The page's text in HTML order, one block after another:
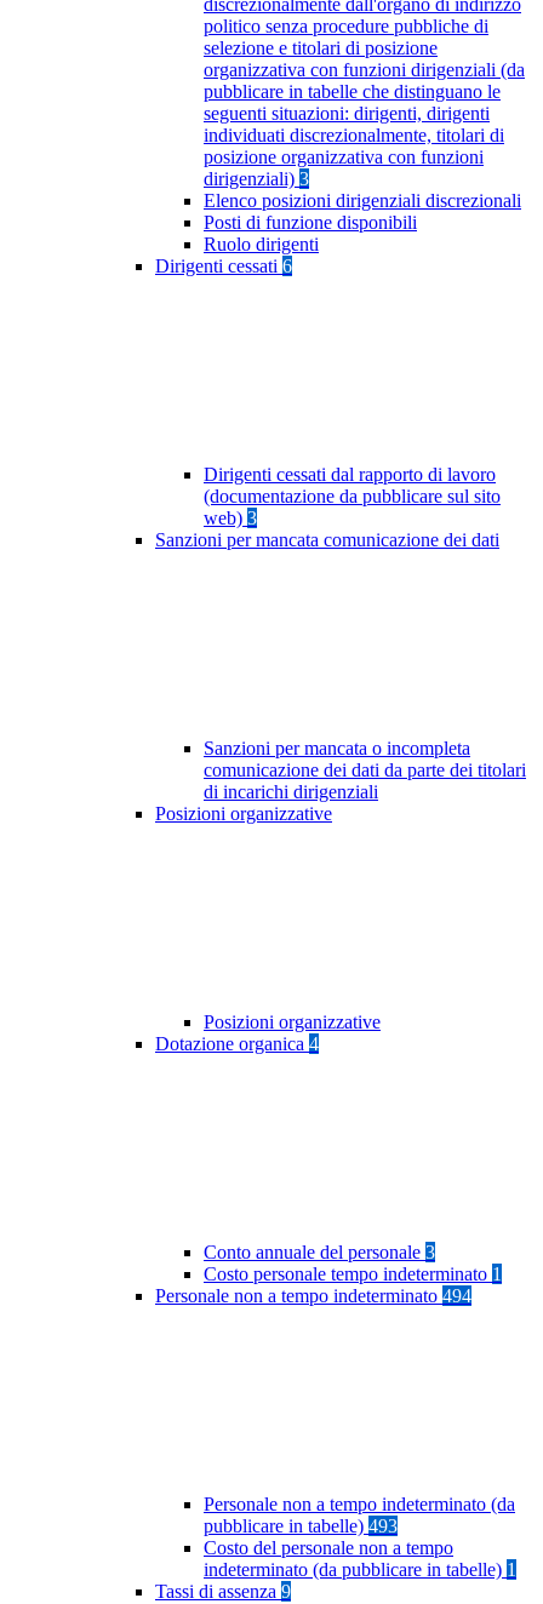
discrezionalmente dall'organo di indirizzo
politico senza procedure pubbliche di
selezione e titolari di posizione
organizzativa con funzioni dirigenziali (da
pubblicare in tabelle che distinguano le
seguenti situazioni: dirigenti, dirigenti
individuati discrezionalmente, titolari di
posizione organizzativa con funzioni
dirigenziali) 3
Elenco posizioni dirigenziali discrezionali
Posti di funzione disponibili
Ruolo dirigenti
Dirigenti cessati 6
Dirigenti cessati dal rapporto di lavoro
(documentazione da pubblicare sul sito
web) 3
Sanzioni per mancata comunicazione dei dati
Sanzioni per mancata o incompleta
comunicazione dei dati da parte dei titolari
di incarichi dirigenziali
Posizioni organizzative
Posizioni organizzative
Dotazione organica 4
Conto annuale del personale 3
Costo personale tempo indeterminato 1
Personale non a tempo indeterminato 494
Personale non a tempo indeterminato (da
pubblicare in tabelle) 493
Costo del personale non a tempo
indeterminato (da pubblicare in tabelle) 1
Tassi di assenza 9